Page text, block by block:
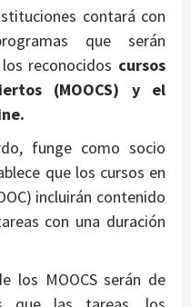
contará con
que serán
reconocidos cursos
(MOOCS) y el
funge como socio
que los cursos en
incluirán contenido
con una duración
los MOOCS serán de